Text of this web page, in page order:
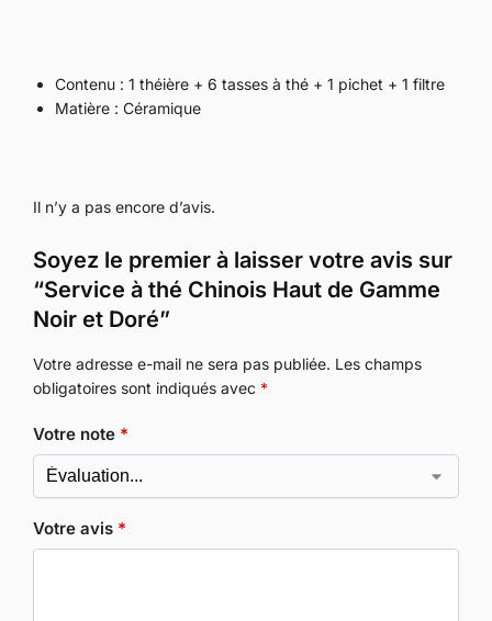
Contenu : 1 théière + 6 tasses à thé + 1 pichet + 1 filtre
Matière : Céramique
Il n’y a pas encore d’avis.
Soyez le premier à laisser votre avis sur
“Service à thé Chinois Haut de Gamme
Noir et Doré”
Votre adresse e-mail ne sera pas publiée. Les champs
obligatoires sont indiqués avec *
Votre note *
Votre avis *